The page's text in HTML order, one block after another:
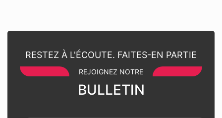
RESTEZ À L'ÉCOUTE. FAITES-EN PARTIE
REJOIGNEZ NOTRE
BULLETIN